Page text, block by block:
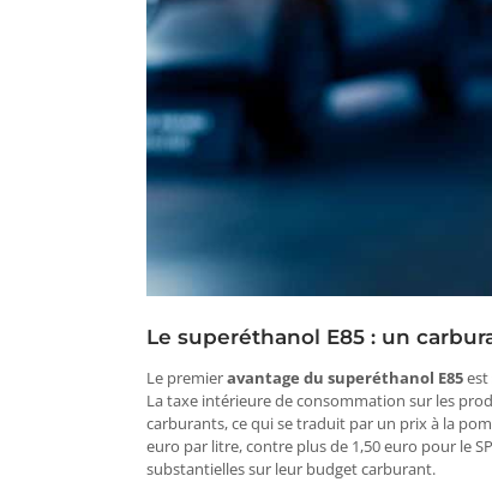
Le superéthanol E85 : un
Le premieravantage du superéthanol E85est
La taxe intérieure de consommation sur les
carburants, ce qui se traduit par un prix à la
euro par litre, contre plus de 1,50 euro pour le
substantielles sur leur budget carburant​​.